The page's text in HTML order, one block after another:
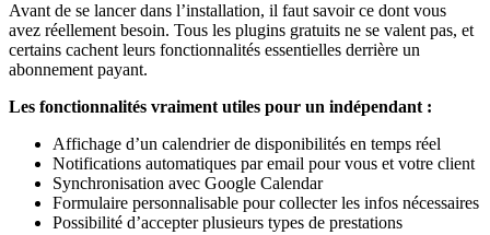
Avant de se lancer dans l’installation, il faut savoir ce dont vous
avez réellement besoin. Tous les plugins gratuits ne se valent pas, et
certains cachent leurs fonctionnalités essentielles derrière un
abonnement payant.
Les fonctionnalités vraiment utiles pour un indépendant :
Affichage d’un calendrier de disponibilités en temps réel
Notifications automatiques par email pour vous et votre client
Synchronisation avec Google Calendar
Formulaire personnalisable pour collecter les infos nécessaires
Possibilité d’accepter plusieurs types de prestations